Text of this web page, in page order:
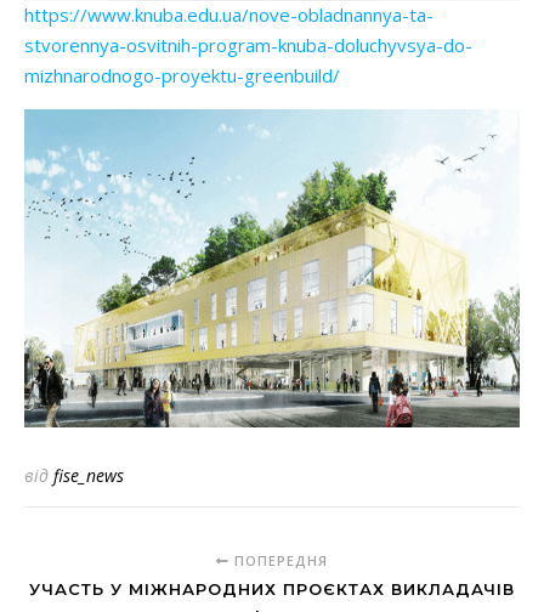
https://www.knuba.edu.ua/nove-obladnannya-ta-
stvorennya-osvitnih-program-knuba-doluchyvsya-do-
mizhnarodnogo-proyektu-greenbuild/
від fise_news
ПОПЕРЕДНЯ
УЧАСТЬ У МІЖНАРОДНИХ ПРОЄКТАХ ВИКЛАДАЧІВ